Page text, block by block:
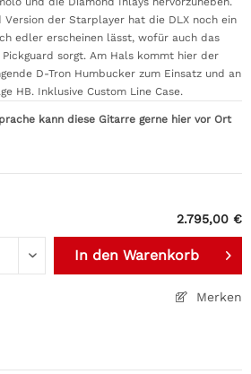
2.795,00 €
In den Warenkorb
Merken
Version der Starplayer hat die DLX noch ein
edler erscheinen lässt, wofür auch das
sorgt. Am Hals kommt hier der
D-Tron Humbucker zum Einsatz und an
HB. Inklusive Custom Line Case.
kann diese Gitarre gerne hier vor Ort